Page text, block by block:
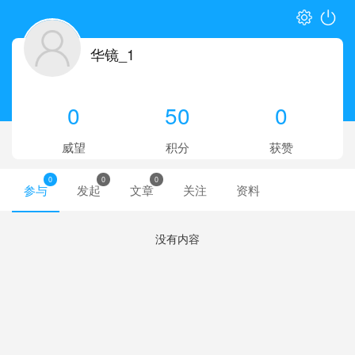
华镜_1
0
威望
50
积分
0
获赞
参与
0
发起
0
文章
0
关注 资料
没有内容